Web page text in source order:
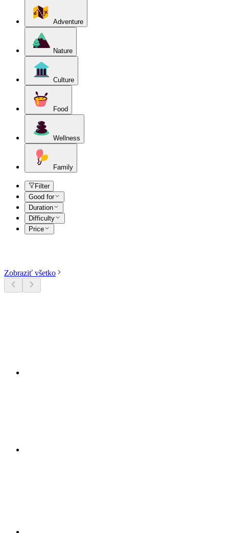
Adventure
Nature
Culture
Food
Wellness
Family
Filter
Good for
Duration
Difficulty
Price
Zobraziť všetko